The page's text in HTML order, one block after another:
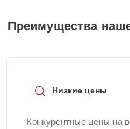
Преимущества
Низкие цены
Конкурентные цены на